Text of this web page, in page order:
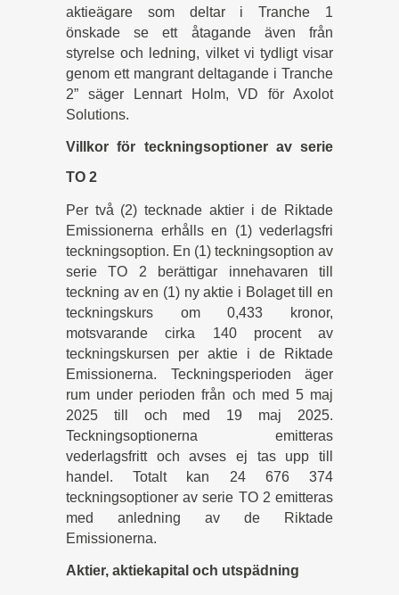
aktieägare som deltar i Tranche 1
önskade se ett åtagande även från
styrelse och ledning, vilket vi tydligt visar
genom ett mangrant deltagande i Tranche
2” säger Lennart Holm, VD för Axolot
Solutions.
Villkor för teckningsoptioner av serie
TO 2
Per två (2) tecknade aktier i de Riktade
Emissionerna erhålls en (1) vederlagsfri
teckningsoption. En (1) teckningsoption av
serie TO 2 berättigar innehavaren till
teckning av en (1) ny aktie i Bolaget till en
teckningskurs om 0,433 kronor,
motsvarande cirka 140 procent av
teckningskursen per aktie i de Riktade
Emissionerna. Teckningsperioden äger
rum under perioden från och med 5 maj
2025 till och med 19 maj 2025.
Teckningsoptionerna emitteras
vederlagsfritt och avses ej tas upp till
handel. Totalt kan 24 676 374
teckningsoptioner av serie TO 2 emitteras
med anledning av de Riktade
Emissionerna.
Aktier, aktiekapital och utspädning